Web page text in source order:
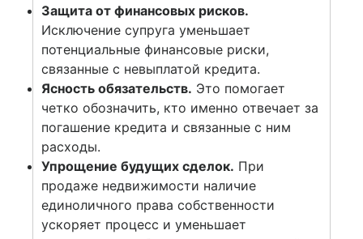
Защита от финансовых рисков.
Исключение супруга уменьшает
потенциальные финансовые риски,
связанные с невыплатой кредита.
Ясность обязательств. Это помогает
четко обозначить, кто именно отвечает за
погашение кредита и связанные с ним
расходы.
Упрощение будущих сделок. При
продаже недвижимости наличие
единоличного права собственности
ускоряет процесс и уменьшает